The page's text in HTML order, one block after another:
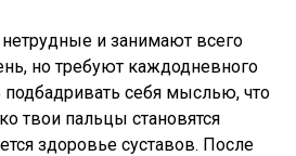
и занимают всего
но требуют каждодневного
себя мыслью, что
твои пальцы становятся
здоровье суставов. После